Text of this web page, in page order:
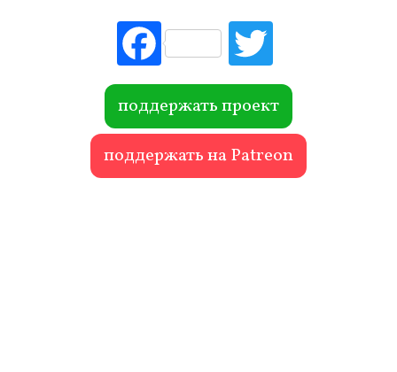
Fac
ebo
ok r
поддержать проект
поддержать на Patreon